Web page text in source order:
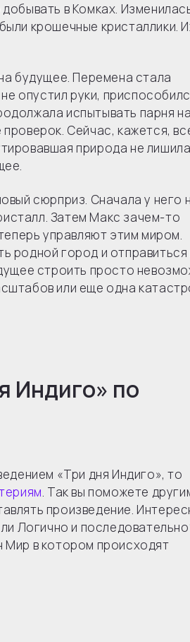
в Комках.
крошечные кристаллики.
будущее. Перемена стала
опустил руки,
испытывать парня на
Сейчас, кажется,
природа не
сюрприз. Сначала у него
Затем Макс зачем-то
управляют этим миром.
родной город и отправиться
строить просто
или еще одна
Индиго» по
«Три дня Индиго», то
. Так вы поможете
произведение.
Логично и
в котором происходят